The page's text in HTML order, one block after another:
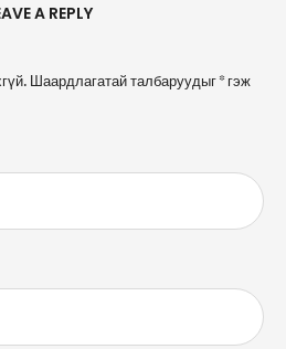
A REPLY
Шаардлагатай талбаруудыг*гэж